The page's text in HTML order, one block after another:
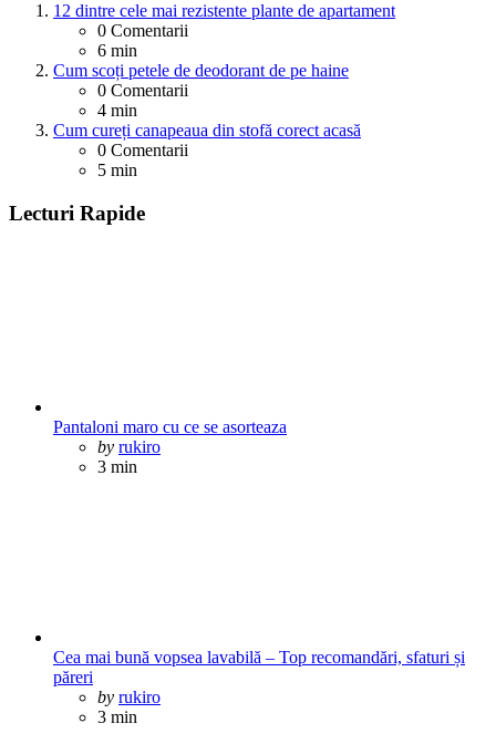
12 dintre cele mai rezistente plante de apartament
0 Comentarii
6 min
Cum scoți petele de deodorant de pe haine
0 Comentarii
4 min
Cum cureți canapeaua din stofă corect acasă
0 Comentarii
5 min
Lecturi Rapide
Pantaloni maro cu ce se asorteaza
Posted
by rukiro
3 min
Cea mai bună vopsea lavabilă – Top recomandări, sfaturi și
păreri
Posted
by rukiro
3 min